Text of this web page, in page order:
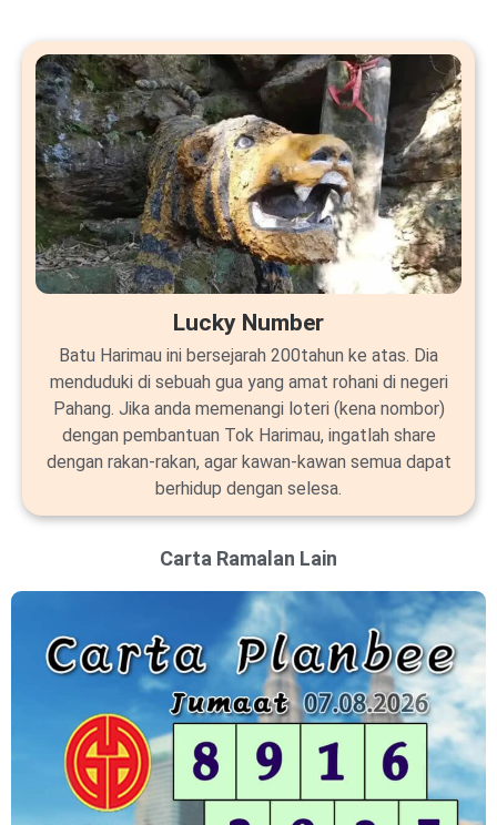
Lucky Number
Batu Harimau ini bersejarah 200tahun ke atas. Dia
menduduki di sebuah gua yang amat rohani di negeri
Pahang. Jika anda memenangi loteri (kena nombor)
dengan pembantuan Tok Harimau, ingatlah share
dengan rakan-rakan, agar kawan-kawan semua dapat
berhidup dengan selesa.
Carta Ramalan Lain